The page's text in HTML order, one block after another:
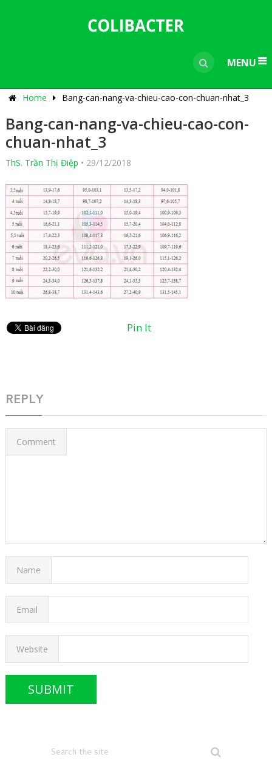
MENU
Home Bang-can-nang-va-chieu-cao-con-chuan-nhat_3
Bang-can-nang-va-chieu-cao-con-
chuan-nhat_3
ThS. Trần Thị Điệp • 29/12/2018
Pin It
REPLY
Comment
Name
Email
Website